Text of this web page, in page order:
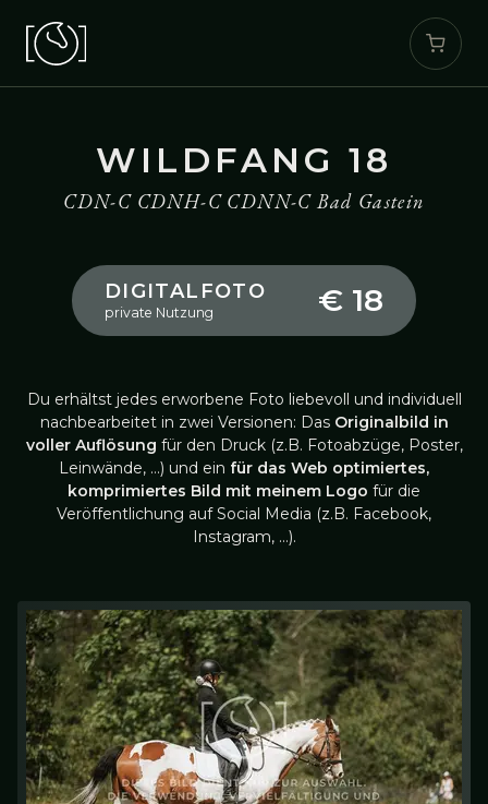
WILDFANG 18
CDN-C CDNH-C CDNN-C Bad Gastein
DIGITALFOTO
private Nutzung € 18
Du erhältst jedes erworbene Foto liebevoll und individuell
nachbearbeitet in zwei Versionen: Das Originalbild in
voller Auflösung für den Druck (z.B. Fotoabzüge, Poster,
Leinwände, …) und ein für das Web optimiertes,
komprimiertes Bild mit meinem Logo für die
Veröffentlichung auf Social Media (z.B. Facebook,
Instagram, …).